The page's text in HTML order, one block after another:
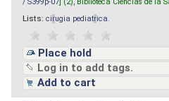
/ S399p-07 ] (2), Biblioteca Ciencias de la
Lists: cirugia pediatrica
Place hold
Log in to add tags.
Add to cart